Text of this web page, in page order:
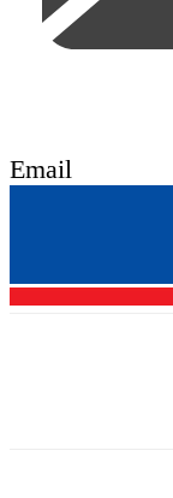
Email